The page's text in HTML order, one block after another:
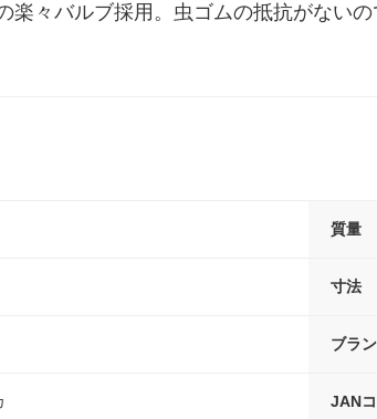
楽々バルブ採用。虫ゴムの抵抗がない
質量
寸法
ブラ
JAN